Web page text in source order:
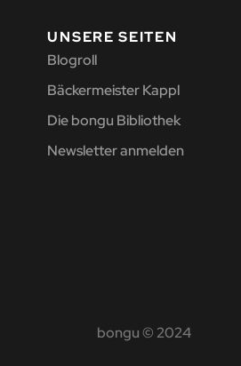
UNSERE SEITEN
Blogroll
Bäckermeister Kappl
Die bongu Bibliothek
Newsletter anmelden
bongu © 2024